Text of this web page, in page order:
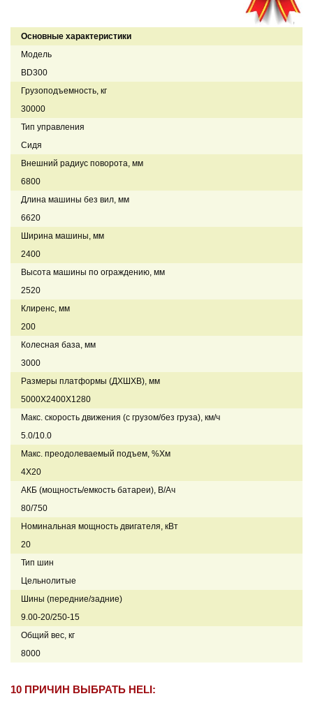
Основные характеристики
Модель
BD300
Грузоподъемность, кг
30000
Тип управления
Сидя
Внешний радиус поворота, мм
6800
Длина машины без вил, мм
6620
Ширина машины, мм
2400
Высота машины по ограждению, мм
2520
Клиренс, мм
200
Колесная база, мм
3000
Размеры платформы (ДХШХВ), мм
5000Х2400Х1280
Макс. скорость движения (с грузом/без груза), км/ч
5.0/10.0
Макс. преодолеваемый подъем, %Хм
4Х20
АКБ (мощность/емкость батареи), В/Ач
80/750
Номинальная мощность двигателя, кВт
20
Тип шин
Цельнолитые
Шины (передние/задние)
9.00-20/250-15
Общий вес, кг
8000
10 ПРИЧИН ВЫБРАТЬ HELI: